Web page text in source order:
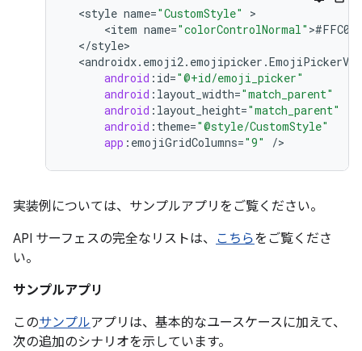
<style name="CustomStyle"
<item name="colorControlNormal" >#FFC0CB
</style
<androidx. emoji2. emojipicker .
android : id="@+id/emoji_picker"
android : layout_width="match_parent"
android : layout_height="match_parent"
android : theme="@style/CustomStyle"
app : emojiGridColumns="9" /
実装例については、サンプルアプリをご覧ください。
API サーフェスの完全なリストは、 こちらをご覧くださ
い。
サンプルアプリ
このサンプルアプリは、基本的なユースケースに加えて、
次の追加のシナリオを示しています。